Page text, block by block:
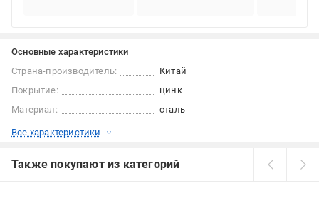
Основные характеристики
Страна-производитель:
Китай
Покрытие:
цинк
Материал:
сталь
Все характеристики
Также покупают из категорий